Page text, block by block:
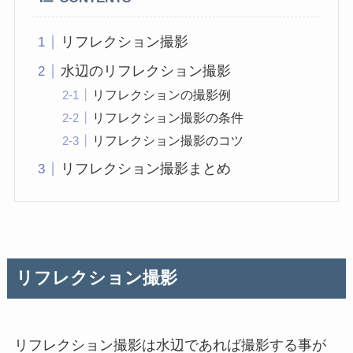
リフレクション撮影
水辺のリフレクション撮影
リフレクションの撮影例
リフレクション撮影の条件
リフレクション撮影のコツ
リフレクション撮影まとめ
リフレクション撮影
リフレクション撮影は水辺であれば撮影する事が